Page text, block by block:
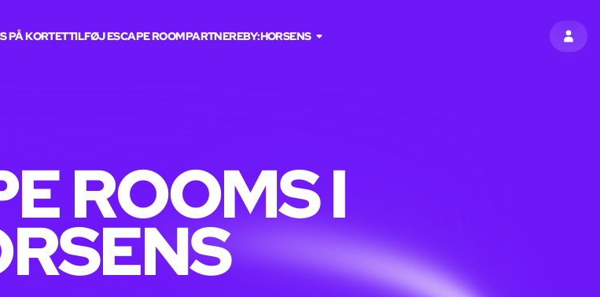
LOG
PÅ KORTETTILFØJ ESCAPE ROOMPARTNEREBY:HORSENS
ROOMS I